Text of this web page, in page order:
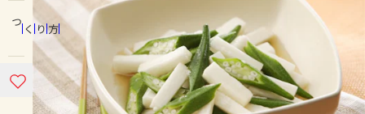
ホーム
コンテンツ
人気の食材・レシピ
きゅうり なす トマト
とうもろこし
ピーマン
みょうが ゴーヤ
つくり方